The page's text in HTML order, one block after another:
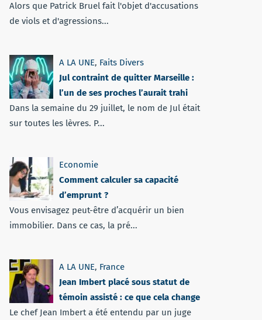
Alors que Patrick Bruel fait l'objet d'accusations
de viols et d'agressions...
A LA UNE, Faits Divers
Jul contraint de quitter Marseille :
l’un de ses proches l’aurait trahi
Dans la semaine du 29 juillet, le nom de Jul était
sur toutes les lèvres. P...
Economie
Comment calculer sa capacité
d’emprunt ?
Vous envisagez peut-être d’acquérir un bien
immobilier. Dans ce cas, la pré...
A LA UNE, France
Jean Imbert placé sous statut de
témoin assisté : ce que cela change
Le chef Jean Imbert a été entendu par un juge